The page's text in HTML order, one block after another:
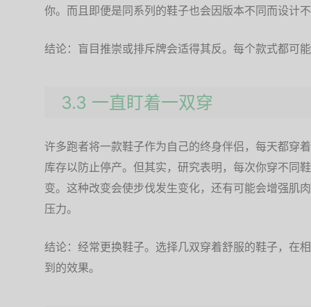
你。而且即便是同系列的鞋子也会因版本不同而设计
结论：盲目推崇或排斥牌会适得其反。每个款式都可
3.3 一直盯着一双穿
许多跑者将一款鞋子作为自己的终身伴侣，每天都穿
库存以防止停产。但其实，研究表明，每次你穿不同
变。这种改变会使步伐发生变化，还有可能会增强肌
压力。
结论：经常更换鞋子。选择几双穿着舒服的鞋子，在
到的效果。